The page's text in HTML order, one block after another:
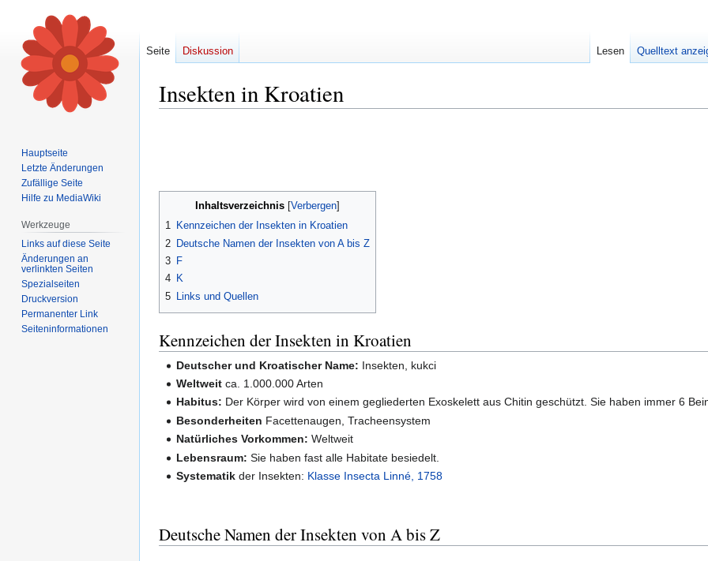
Insekten in Kroatien
Inhaltsverzeichnis
1 Kennzeichen der Insekten in Kroatien
2 Deutsche Namen der Insekten von A bis Z
3 F
4 K
5
Links und Quellen
Kennzeichen der Insekten in Kroatien
Deutscher und Kroatischer Name: Insekten, kukci
Weltweit ca. 1.000.000 Arten
Habitus: Der Körper wird von einem gegliederten Exoskelett aus Chitin geschützt. Sie haben immer 6
Besonderheiten Facettenaugen, Tracheensystem
Natürliches Vorkommen:Weltweit
Lebensraum: Sie haben fast alle Habitate besiedelt.
Systematik der Insekten: Klasse Insecta Linné, 1758
Deutsche Namen der Insekten von A bis Z
Seite Diskussion Lesen Quelltext
Hauptseite
Letzte Änderungen
Zufällige Seite
Hilfe zu MediaWiki
Werkzeuge
Links auf diese Seite
Änderungen an
verlinkten Seiten
Spezialseiten
Druckversion
Permanenter Link
Seiten­informationen